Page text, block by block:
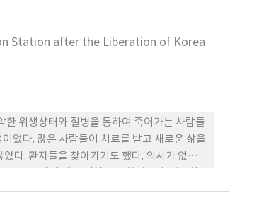
성에 대한 국가정체성의 점차적 우위, 2000
적 변화 속에서 비판에 직면하였다. 이러한
는 기독교 통일담 론으로는 평화주의적 관점,
Station after the Liberation of Korea
위생상태와 질병을 통하여 죽어가는 사람들
었다. 많은 사람들이 치료를 받고 새로운 삶을
다. 환자들을 찾아가기도 했다. 의사가 없는
복 그리고 재활 프로그램을 통하여 사회의 소